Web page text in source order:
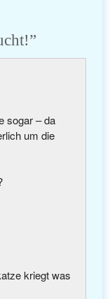
”
sogar – da
um die
kriegt was